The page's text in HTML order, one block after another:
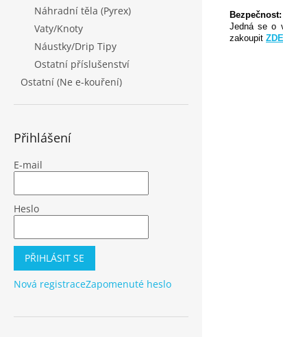
Náhradní těla (Pyrex)
Vaty/Knoty
Náustky/Drip Tipy
Ostatní příslušenství
Ostatní (Ne e-kouření)
Přihlášení
E-mail
Heslo
PŘIHLÁSIT SE
Nová registraceZapomenuté heslo
Bezpečnost:
Jedná se o
zakoupit